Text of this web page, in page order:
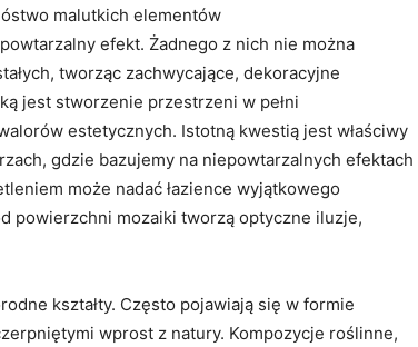
malutkich elementów
efekt. Żadnego z nich nie można
tworząc zachwycające, dekoracyjne
jest stworzenie przestrzeni w pełni
estetycznych. Istotną kwestią jest właściwy
gdzie bazujemy na niepowtarzalnych efektach
może nadać łazience wyjątkowego
powierzchni mozaiki tworzą optyczne iluzje,
kształty. Często pojawiają się w formie
wprost z natury. Kompozycje roślinne,